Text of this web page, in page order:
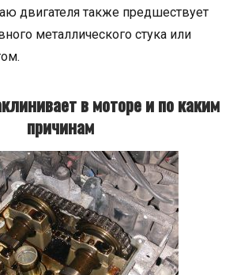
двигателя также предшествует
металлического стука или
в моторе и по каким
причинам